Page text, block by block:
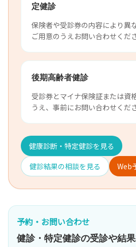
定健診
保険者や受診券の内容により異
ご用意のうえお問い合わせくださ
後期高齢者健診
受診券とマイナ保険証または資
うえ、事前にお問い合わせくださ
健康診断・特定健診を見る
健診結果の相談を見る
Web
予約・お問い合わせ
健診・特定健診の受診や結